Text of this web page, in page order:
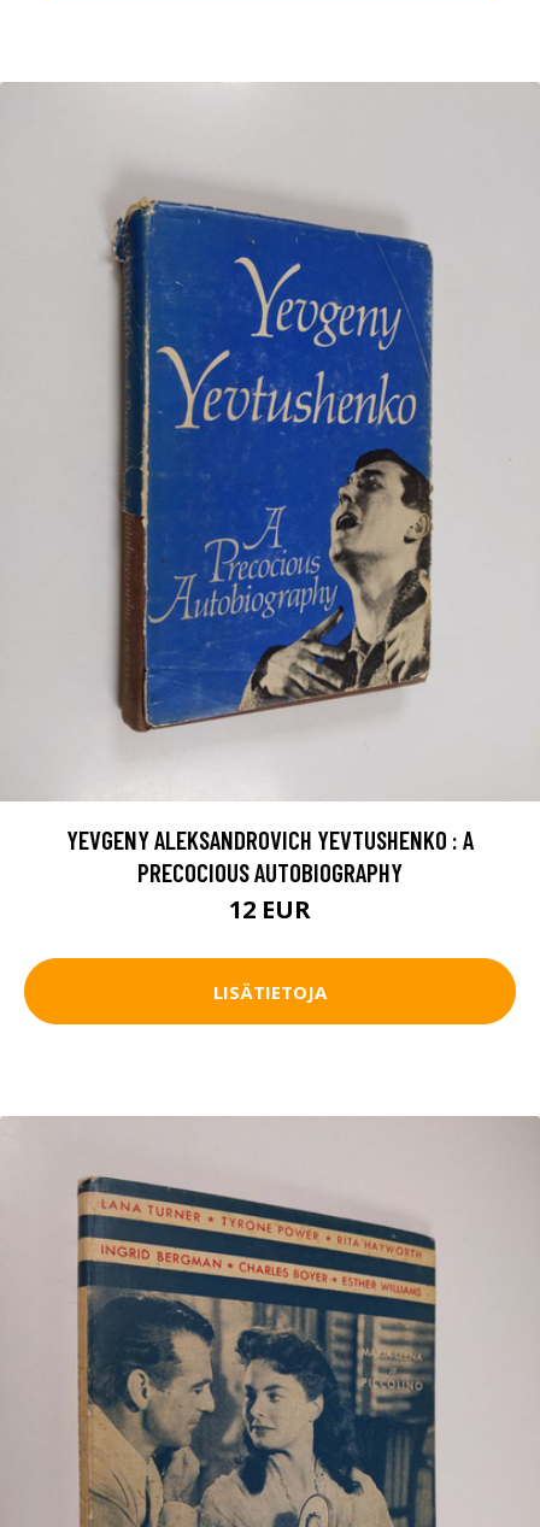
YEVGENY ALEKSANDROVICH YEVTUSHENKO : A
PRECOCIOUS AUTOBIOGRAPHY
12 EUR
LISÄTIETOJA